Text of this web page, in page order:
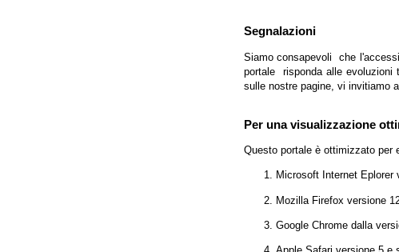
Segnalazioni
Siamo consapevoli che
portale risponda alle
sulle nostre pagine, vi invitiamo
Per una visualizzazione
Questo portale è ottimizzato per
Microsoft Internet
Mozilla Firefox versione
Google Chrome dalla